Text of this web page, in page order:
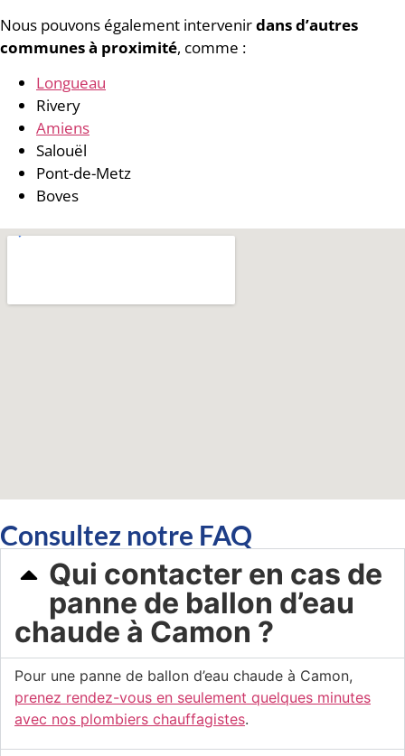
Nous pouvons également intervenirdans d’autres
communes à proximité, comme :
Longueau
Rivery
Amiens
Salouël
Pont-de-Metz
Boves
Consultez notre FAQ
Qui contacter en cas de
panne de ballon d’eau
chaude à Camon ?
Pour une panne de ballon d’eau chaude à Camon,
prenez rendez-vous en seulement quelques minutes
avec nos plombiers chauffagistes.